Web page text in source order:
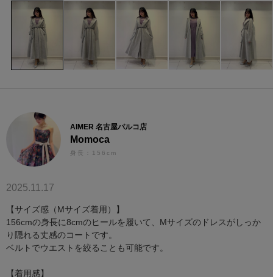
AIMER 名古屋パルコ店
Momoca
身長：156cm
2025.11.17
【サイズ感（Mサイズ着用）】
156cmの身長に8cmのヒールを履いて、Mサイズのドレスがしっか
り隠れる丈感のコートです。
ベルトでウエストを絞ることも可能です。
【着用感】